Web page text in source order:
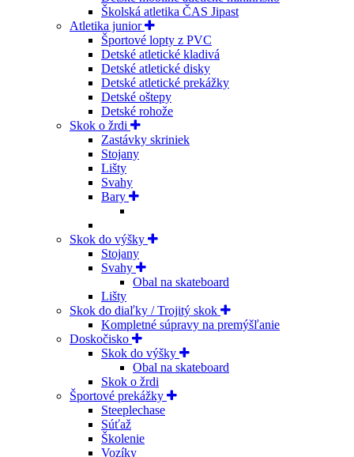
Školská atletika ČAS Jipast
Atletika junior
Športové lopty z PVC
Detské atletické kladivá
Detské atletické disky
Detské atletické prekážky
Detské oštepy
Detské rohože
Skok o žrdi
Zastávky skriniek
Stojany
Lišty
Svahy
Bary
Skok do výšky
Stojany
Svahy
Obal na skateboard
Lišty
Skok do diaľky / Trojitý skok
Kompletné súpravy na premýšľanie
Doskočisko
Skok do výšky
Obal na skateboard
Skok o žrdi
Športové prekážky
Steeplechase
Súťaž
Školenie
Vozíky